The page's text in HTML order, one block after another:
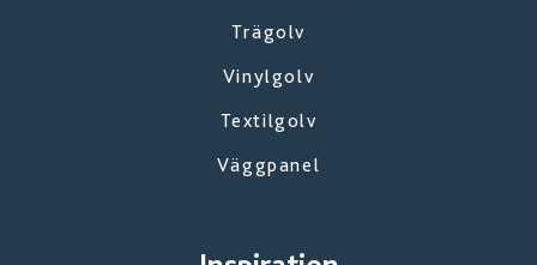
Trägolv
Vinylgolv
Textilgolv
Väggpanel